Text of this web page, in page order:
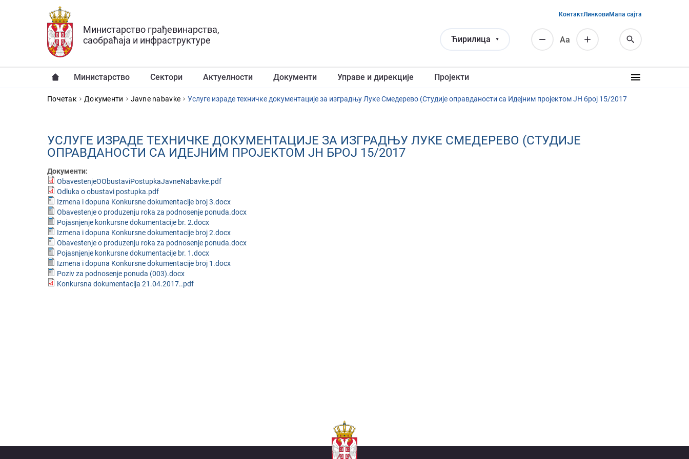
Прескочи на главни део садржаја
Министарство грађевинарства,
саобраћаја и инфраструктуре
Ћирилица Аа
КонтактЛинковиМапа сајта
Министарство Сектори Актуелности Документи Управе и дирекције Пројекти
YOU ARE HERE
Почетак Документи Javne nabavke Услуге израде техничке документације за изградњу Луке Смедерево (Студије оправданости са Идејним пројектом ЈН број 15/2017
УСЛУГЕ ИЗРАДЕ ТЕХНИЧКЕ ДОКУМЕНТАЦИЈЕ ЗА ИЗГРАДЊУ ЛУКЕ СМЕДЕРЕВО (СТУДИЈЕ
ОПРАВДАНОСТИ СА ИДЕЈНИМ ПРОЈЕКТОМ ЈН БРОЈ 15/2017
Документи:
ObavestenjeOObustaviPostupkaJavneNabavke.pdf
Odluka o obustavi postupka.pdf
Izmena i dopuna Konkursne dokumentacije broj 3.docx
Obavestenje o produzenju roka za podnosenje ponuda.docx
Pojasnjenje konkursne dokumentacije br. 2.docx
Izmena i dopuna Konkursne dokumentacije broj 2.docx
Obavestenje o produzenju roka za podnosenje ponuda.docx
Pojasnjenje konkursne dokumentacije br. 1.docx
Izmena i dopuna Konkursne dokumentacije broj 1.docx
Poziv za podnosenje ponuda (003).docx
Konkursna dokumentacija 21.04.2017..pdf